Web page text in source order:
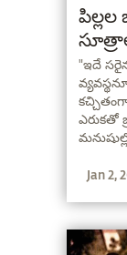
పిల్లల
"ఇదే
ఎరుకతో
Jan 2,